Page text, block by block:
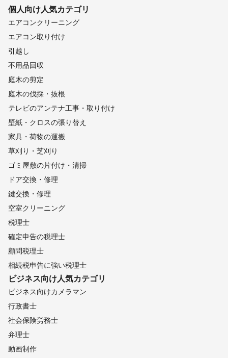
個人向け人気カテゴリ
エアコンクリーニング
エアコン取り付け
引越し
不用品回収
庭木の剪定
庭木の伐採・抜根
テレビのアンテナ工事・取り付け
壁紙・クロスの張り替え
家具・荷物の運搬
草刈り・芝刈り
ゴミ屋敷の片付け・清掃
ドア交換・修理
鍵交換・修理
空室クリーニング
税理士
確定申告の税理士
顧問税理士
相続税申告に強い税理士
ビジネス向け人気カテゴリ
ビジネス向けカメラマン
行政書士
社会保険労務士
弁理士
動画制作